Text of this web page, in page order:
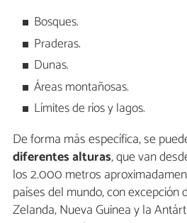
Bosques.
Praderas.
Dunas.
Áreas montañosas.
Límites de ríos y lagos.
De forma más específica, se
diferentes alturas, que van
los 2.000 metros
países del mundo, con excepción
Zelanda, Nueva Guinea y la